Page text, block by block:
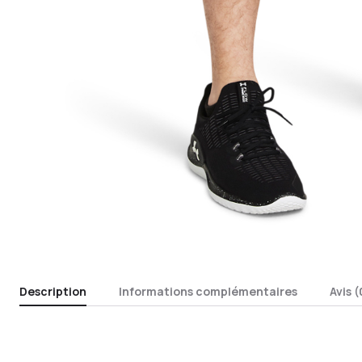
Description Informations complémentaires Avis